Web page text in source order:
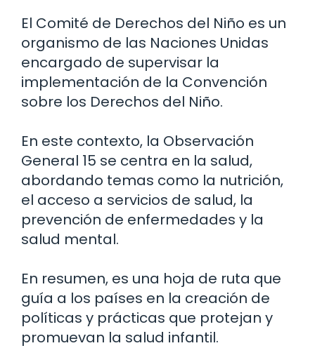
El Comité de Derechos del Niño es un
organismo de las Naciones Unidas
encargado de supervisar la
implementación de la Convención
sobre los Derechos del Niño.
En este contexto, la Observación
General 15 se centra en la salud,
abordando temas como la nutrición,
el acceso a servicios de salud, la
prevención de enfermedades y la
salud mental.
En resumen, es una hoja de ruta que
guía a los países en la creación de
políticas y prácticas que protejan y
promuevan la salud infantil.